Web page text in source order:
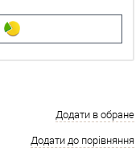
Додати в обране
Додати до порівняння